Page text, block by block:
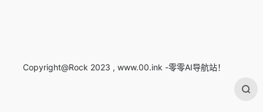
Copyright@Rock 2023 , www.00.ink -零零AI导航站！